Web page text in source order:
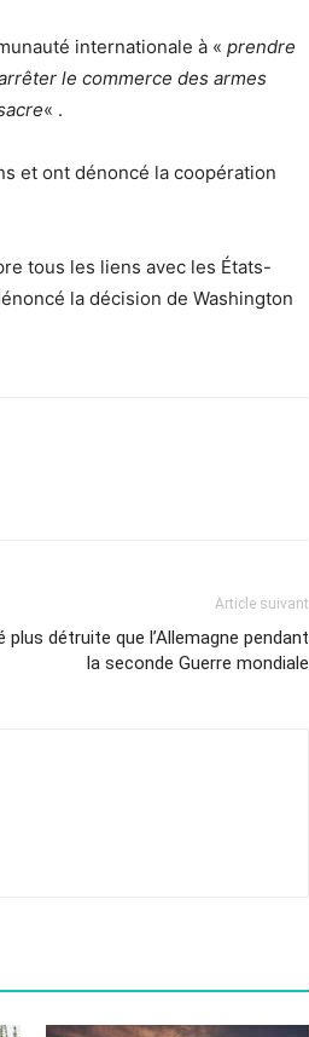
internationale à « prendre
le commerce des armes
« .
et ont dénoncé la coopération
tous les liens avec les États-
la décision de Washington
Article suivant
plus détruite que l’Allemagne pendant
la seconde Guerre mondiale